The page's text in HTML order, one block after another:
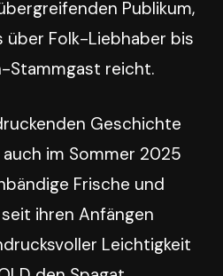
Publikum,
über Folk-Liebhaber bis
Stammgast reicht.
Geschichte
im Sommer 2025
Frische und
ihren Anfängen
Leichtigkeit